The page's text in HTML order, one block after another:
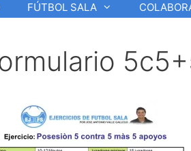
FÚTBOL SALA